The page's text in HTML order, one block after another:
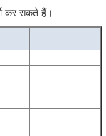
कर सकते हैं।